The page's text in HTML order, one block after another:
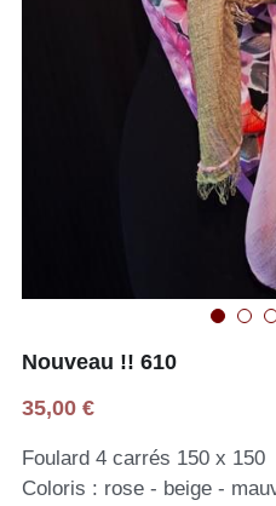
Nouveau !! 610
35,00 €
Foulard 4 carrés 150 x 150
Coloris : rose - beige -